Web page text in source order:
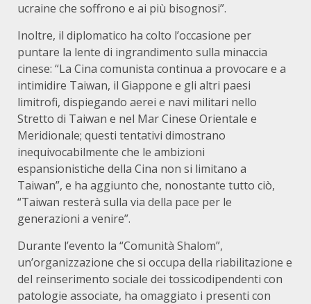
ucraine che soffrono e ai più bisognosi”.
Inoltre, il diplomatico ha colto l’occasione per
puntare la lente di ingrandimento sulla minaccia
cinese: “La Cina comunista continua a provocare e a
intimidire Taiwan, il Giappone e gli altri paesi
limitrofi, dispiegando aerei e navi militari nello
Stretto di Taiwan e nel Mar Cinese Orientale e
Meridionale; questi tentativi dimostrano
inequivocabilmente che le ambizioni
espansionistiche della Cina non si limitano a
Taiwan”, e ha aggiunto che, nonostante tutto ciò,
“Taiwan resterà sulla via della pace per le
generazioni a venire”.
Durante l’evento la “Comunità Shalom”,
un’organizzazione che si occupa della riabilitazione e
del reinserimento sociale dei tossicodipendenti con
patologie associate, ha omaggiato i presenti con